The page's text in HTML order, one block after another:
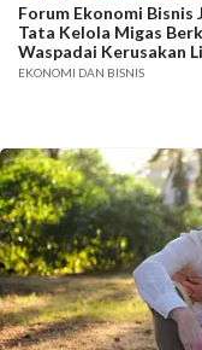
Forum Ekonomi Bisnis
Tata Kelola Migas
Waspadai Kerusakan
EKONOMI DAN BISNIS